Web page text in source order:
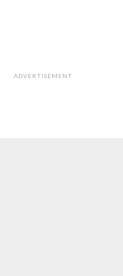
ADVERTISEMENT